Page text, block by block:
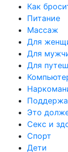
Как
Питание
Массаж
Для
Для
Для
Это
Секс и
Спорт
Дети